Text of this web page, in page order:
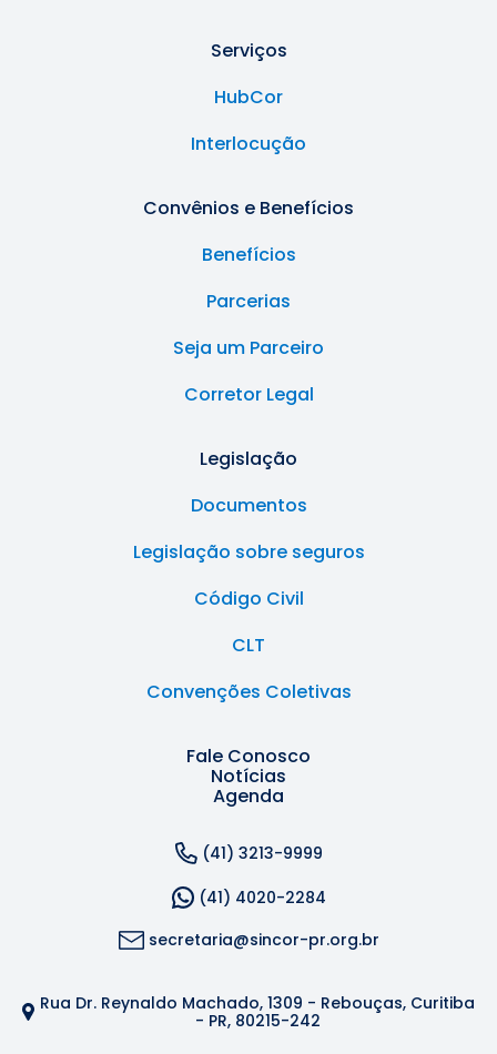
Serviços
HubCor
Interlocução
Convênios e Benefícios
Benefícios
Parcerias
Seja um Parceiro
Corretor Legal
Legislação
Documentos
Legislação sobre seguros
Código Civil
CLT
Convenções Coletivas
Fale Conosco
Notícias
Agenda
(41) 3213-9999
(41) 4020-2284
secretaria@sincor-pr.org.br
Rua Dr. Reynaldo Machado, 1309 - Rebouças, Curitiba
- PR, 80215-242